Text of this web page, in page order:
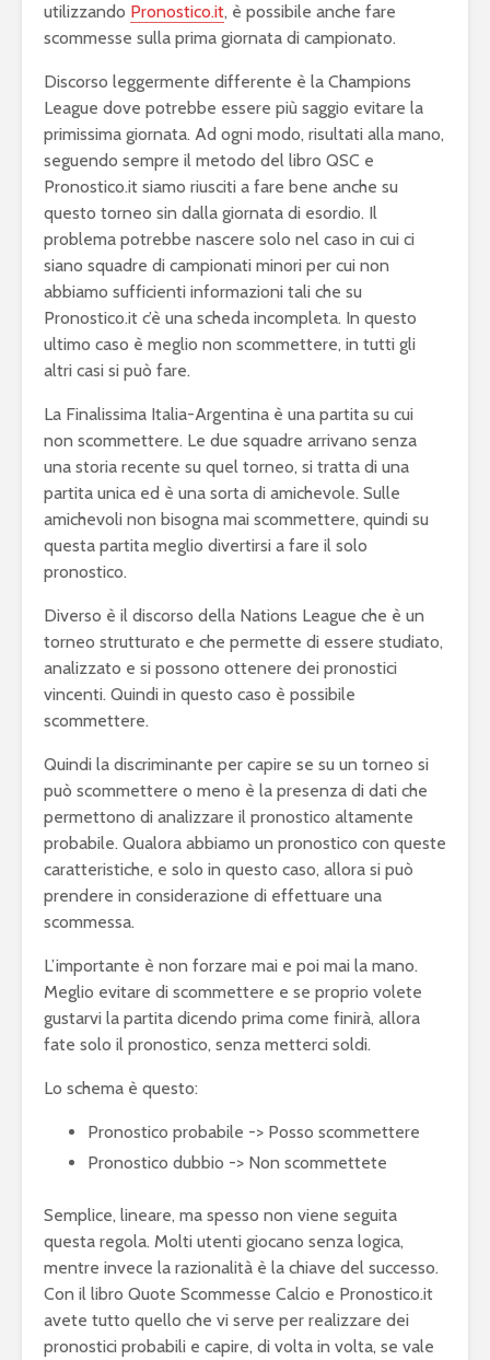
utilizzando Pronostico.it, è possibile anche fare
scommesse sulla prima giornata di campionato.
Discorso leggermente differente è la Champions
League dove potrebbe essere più saggio evitare la
primissima giornata. Ad ogni modo, risultati alla mano,
seguendo sempre il metodo del libro QSC e
Pronostico.it siamo riusciti a fare bene anche su
questo torneo sin dalla giornata di esordio. Il
problema potrebbe nascere solo nel caso in cui ci
siano squadre di campionati minori per cui non
abbiamo sufficienti informazioni tali che su
Pronostico.it c’è una scheda incompleta. In questo
ultimo caso è meglio non scommettere, in tutti gli
altri casi si può fare.
La Finalissima Italia-Argentina è una partita su cui
non scommettere. Le due squadre arrivano senza
una storia recente su quel torneo, si tratta di una
partita unica ed è una sorta di amichevole. Sulle
amichevoli non bisogna mai scommettere, quindi su
questa partita meglio divertirsi a fare il solo
pronostico.
Diverso è il discorso della Nations League che è un
torneo strutturato e che permette di essere studiato,
analizzato e si possono ottenere dei pronostici
vincenti. Quindi in questo caso è possibile
scommettere.
Quindi la discriminante per capire se su un torneo si
può scommettere o meno è la presenza di dati che
permettono di analizzare il pronostico altamente
probabile. Qualora abbiamo un pronostico con queste
caratteristiche, e solo in questo caso, allora si può
prendere in considerazione di effettuare una
scommessa.
L’importante è non forzare mai e poi mai la mano.
Meglio evitare di scommettere e se proprio volete
gustarvi la partita dicendo prima come finirà, allora
fate solo il pronostico, senza metterci soldi.
Lo schema è questo:
Pronostico probabile -> Posso scommettere
Pronostico dubbio -> Non scommettete
Semplice, lineare, ma spesso non viene seguita
questa regola. Molti utenti giocano senza logica,
mentre invece la razionalità è la chiave del successo.
Con il libro Quote Scommesse Calcio e Pronostico.it
avete tutto quello che vi serve per realizzare dei
pronostici probabili e capire, di volta in volta, se vale